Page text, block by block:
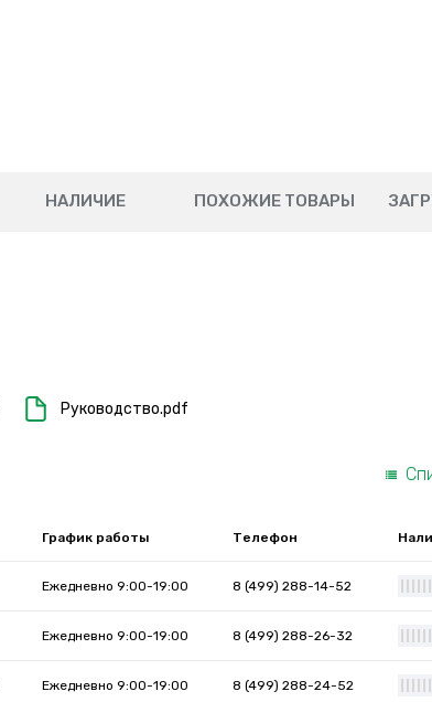
НАЛИЧИЕ ПОХОЖИЕ ТОВАРЫ
Руководство.pdf
График работы Телефон
Ежедневно 9:00-19:00 8 (499) 288-14-52
Ежедневно 9:00-19:00 8 (499) 288-26-32
Ежедневно 9:00-19:00 8 (499) 288-24-52